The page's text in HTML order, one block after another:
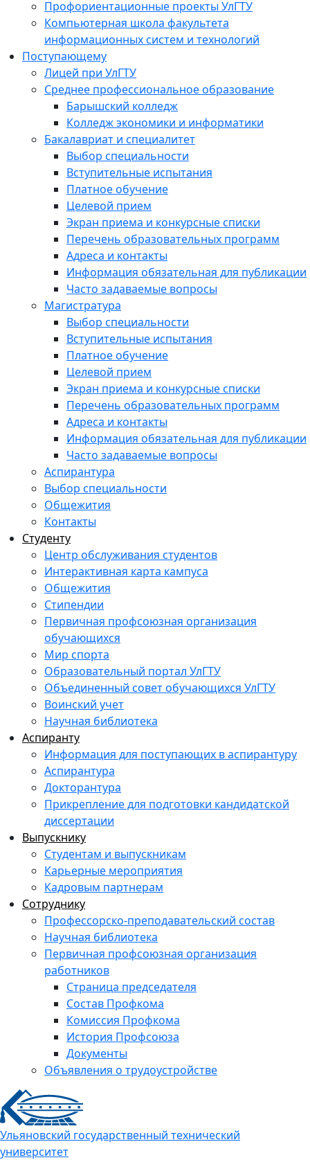
Профориентационные проекты УлГТУ
Компьютерная школа факультета
информационных систем и технологий
Поступающему
Лицей при УлГТУ
Среднее профессиональное образование
Барышский колледж
Колледж экономики и информатики
Бакалавриат и специалитет
Выбор специальности
Вступительные испытания
Платное обучение
Целевой прием
Экран приема и конкурсные списки
Перечень образовательных программ
Адреса и контакты
Информация обязательная для публикации
Часто задаваемые вопросы
Магистратура
Выбор специальности
Вступительные испытания
Платное обучение
Целевой прием
Экран приема и конкурсные списки
Перечень образовательных программ
Адреса и контакты
Информация обязательная для публикации
Часто задаваемые вопросы
Аспирантура
Выбор специальности
Общежития
Контакты
Студенту
Центр обслуживания студентов
Интерактивная карта кампуса
Общежития
Стипендии
Первичная профсоюзная организация
обучающихся
Мир спорта
Образовательный портал УлГТУ
Объединенный совет обучающихся УлГТУ
Воинский учет
Научная библиотека
Аспиранту
Информация для поступающих в аспирантуру
Аспирантура
Докторантура
Прикрепление для подготовки кандидатской
диссертации
Выпускнику
Студентам и выпускникам
Карьерные мероприятия
Кадровым партнерам
Сотруднику
Профессорско-преподавательский состав
Научная библиотека
Первичная профсоюзная организация
работников
Страница председателя
Состав Профкома
Комиссия Профкома
История Профсоюза
Документы
Объявления о трудоустройстве
Ульяновский государственный технический
университет